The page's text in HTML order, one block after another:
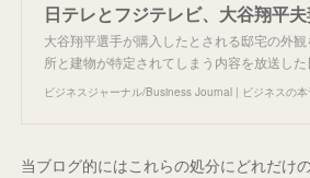
大谷翔平選手が購入したとされる邸宅の外
所と建物が特定されてしまう内容を放送し
ビジネスジャーナル/Business Journal | ビジネスの本
当ブログ的にはこれらの処分にどれだけ